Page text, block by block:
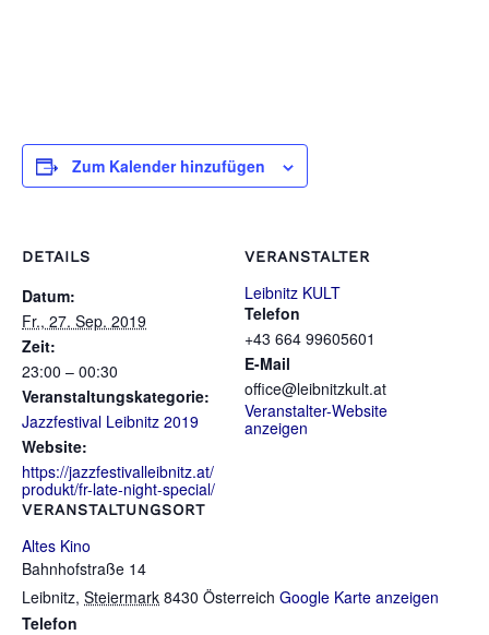
Zum Kalender hinzufügen
DETAILS
Datum:
Fr., 27. Sep. 2019
Zeit:
23:00 – 00:30
Veranstaltungskategorie:
Jazzfestival Leibnitz 2019
Website:
https://jazzfestivalleibnitz.at/
produkt/fr-late-night-special/
VERANSTALTUNGSORT
Altes Kino
Bahnhofstraße 14
Leibnitz, Steiermark 8430 Österreich Google Karte anzeigen
Telefon
VERANSTALTER
Leibnitz KULT
Telefon
+43 664 99605601
E-Mail
office@leibnitzkult.at
Veranstalter-Website
anzeigen